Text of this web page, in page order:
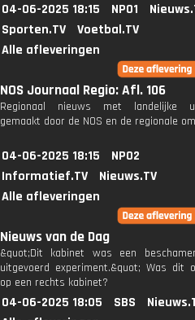
04-06-2025 18:15 NPO1
Sporten.TV
Voetbal.TV
Alle afleveringen
NOS Journaal Regio: Afl. 106
Regionaal nieuws met landelijke
gemaakt door de NOS en de regionale
04-06-2025 18:15
NPO2
Informatief.TV
Nieuws.TV
Alle afleveringen
Nieuws van de Dag
&quot;Dit kabinet was een
uitgevoerd experiment.&quot; Was dit
op een rechts kabinet?
04-06-2025 18:05 SBS